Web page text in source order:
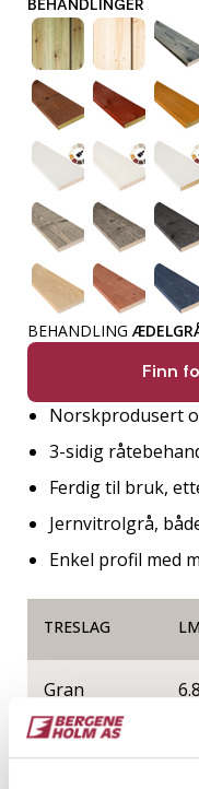
BEHANDLINGER
BEHANDLING
Finn
Norskprodusert
3-sidig
Ferdig til bruk,
Jernvitrolgrå,
Enkel profil med
TRESLAG
Gran 6.8